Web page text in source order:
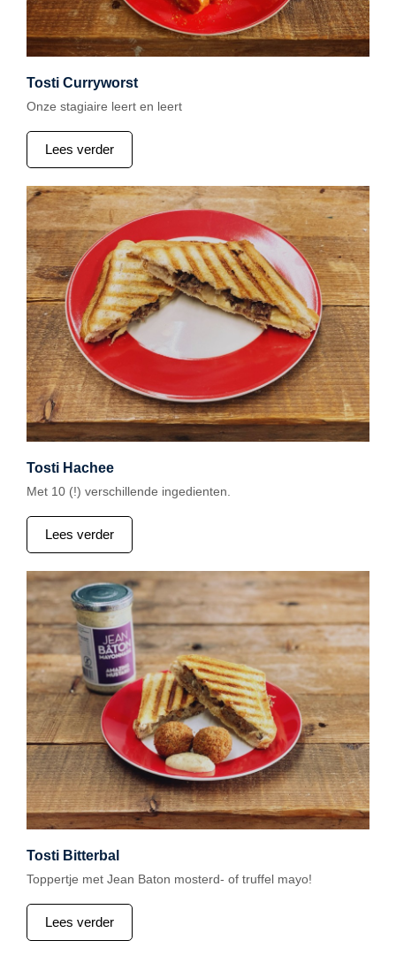
Tosti Curryworst
Onze stagiaire leert en leert
Lees verder
Tosti Hachee
Met 10 (!) verschillende ingedienten.
Lees verder
Tosti Bitterbal
Toppertje met Jean Baton mosterd- of truffel mayo!
Lees verder